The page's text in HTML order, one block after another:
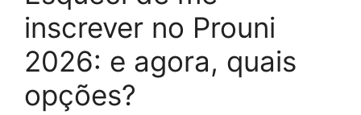
inscrever no Prouni
2026: e agora, quais
opções?